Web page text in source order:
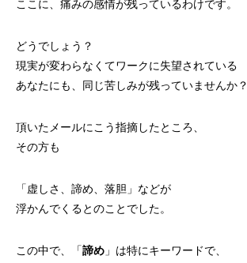
ここに、痛みの感情が残っているわけです。
どうでしょう？
現実が変わらなくてワークに失望されている
あなたにも、同じ苦しみが残っていませんか？
頂いたメールにこう指摘したところ、
その方も
「虚しさ、諦め、落胆」などが
浮かんでくるとのことでした。
この中で、「諦め 」は特にキーワードで、